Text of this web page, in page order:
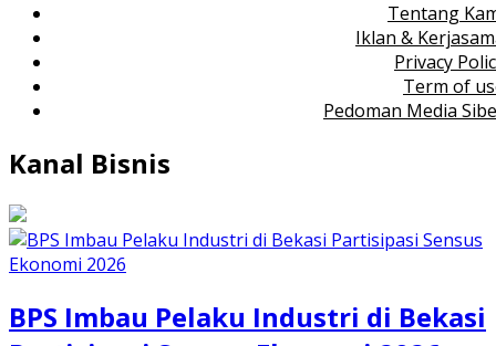
Tentang
Iklan &
Privacy
Term of
Pedoman Media
Kanal Bisnis
BPS Imbau Pelaku Industri di Bekasi